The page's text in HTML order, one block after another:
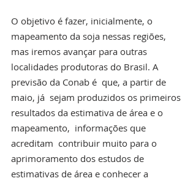
O objetivo é fazer, inicialmente, o
mapeamento da soja nessas regiões,
mas iremos avançar para outras
localidades produtoras do Brasil. A
previsão da Conab é  que, a partir de
maio, já  sejam produzidos os primeiros
resultados da estimativa de área e o
mapeamento,  informações que
acreditam  contribuir muito para o
aprimoramento dos estudos de
estimativas de área e conhecer a